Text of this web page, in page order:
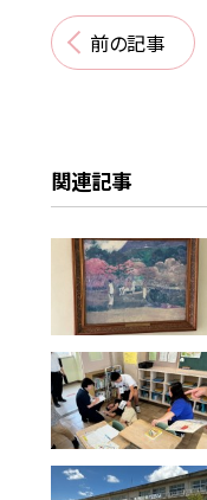
前の記事
関連記事